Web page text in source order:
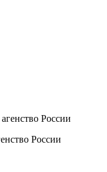
России